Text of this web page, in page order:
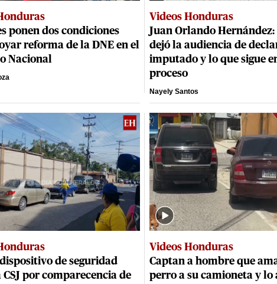
ponen dos condiciones
reforma de la DNE en el
Nacional
Videos Honduras
Juan Orlando
dejó la audiencia de
imputado y lo que sigue
proceso
Nayely Santos
de seguridad
por comparecencia de
Videos Honduras
Captan a hombre que
perro a su camioneta y